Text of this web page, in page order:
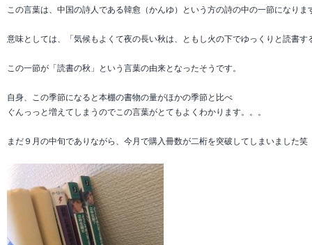
この言葉は、中国の詩人である韓愈（かんゆ）という方の詩の中の一節になりま
意味としては、「気候もよくて夜の長い秋は、ともし火の下でゆっくりと読書す
この一節が「読書の秋」という言葉の由来となったそうです。
自身、この季節になると本棚の書物の量がほかの季節と比べ
ぐんっっと増えてしまうのでこの言葉がとてもよくわかります。。。
まだ９月の中旬でありながら、今月で購入冊数が二桁を突破してしまいました笑